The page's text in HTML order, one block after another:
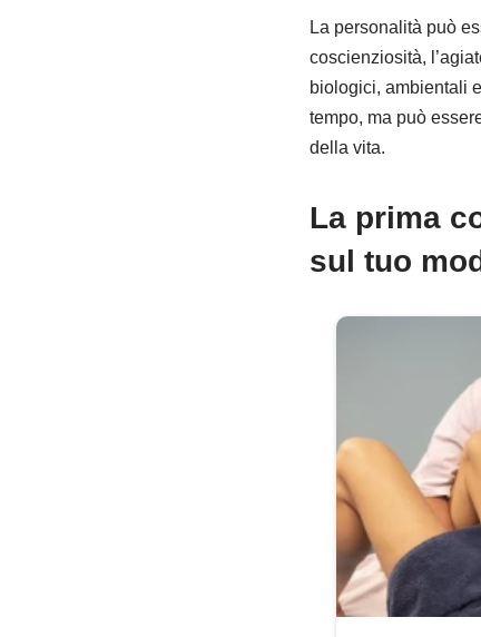
La personalità può
coscienziosità,
biologici, ambientali
tempo, ma può
della vita.
La prima
sul tuo